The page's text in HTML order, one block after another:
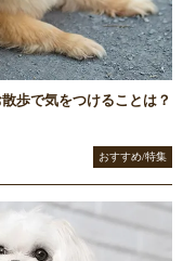
歩で気をつけることは？
おすすめ/特集